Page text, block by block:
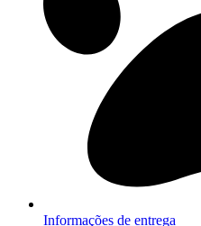
Informações de entrega